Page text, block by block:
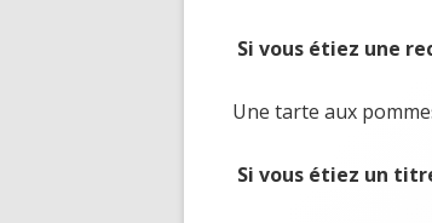
Si vous étiez une
Une tarte aux
Si vous étiez un